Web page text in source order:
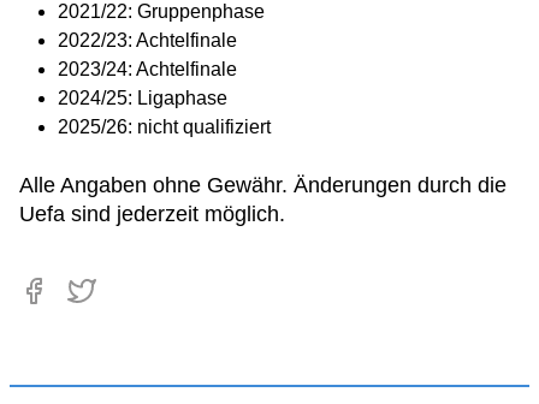
2021/22: Gruppenphase
2022/23: Achtelfinale
2023/24: Achtelfinale
2024/25: Ligaphase
2025/26: nicht qualifiziert
Alle Angaben ohne Gewähr. Änderungen durch die
Uefa sind jederzeit möglich.